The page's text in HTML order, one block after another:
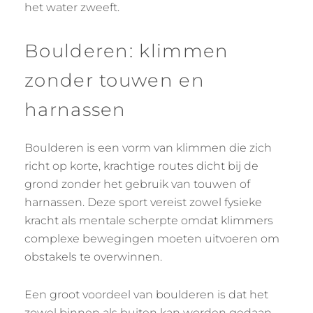
het water zweeft.
Boulderen: klimmen
zonder touwen en
harnassen
Boulderen is een vorm van klimmen die zich
richt op korte, krachtige routes dicht bij de
grond zonder het gebruik van touwen of
harnassen. Deze sport vereist zowel fysieke
kracht als mentale scherpte omdat klimmers
complexe bewegingen moeten uitvoeren om
obstakels te overwinnen.
Een groot voordeel van boulderen is dat het